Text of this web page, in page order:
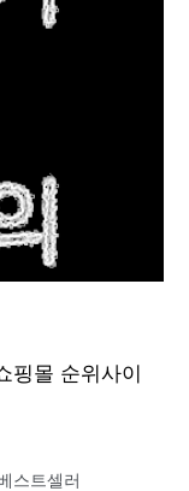
핑몰 순위사이
스트셀러